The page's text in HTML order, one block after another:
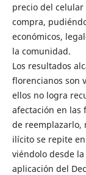
precio del
compra,
económicos,
la comunidad.
Los resultados
florencianos son
ellos no logra
afectación en las
de reemplazarlo,
ilícito se repite
viéndolo desde
aplicación del